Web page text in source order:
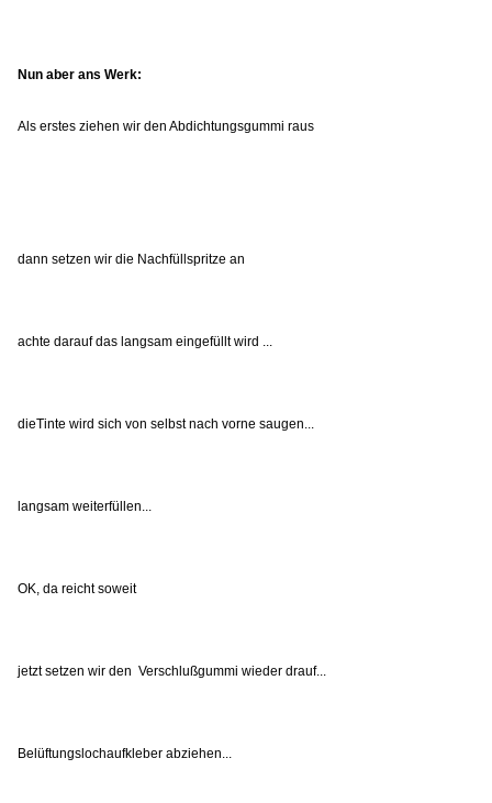
Nun aber ans Werk:
Als erstes ziehen wir den Abdichtungsgummi raus
dann setzen wir die Nachfüllspritze an
achte darauf das langsam eingefüllt wird ...
dieTinte wird sich von selbst nach vorne saugen...
langsam weiterfüllen...
OK, da reicht soweit
jetzt setzen wir den Verschlußgummi wieder drauf...
Belüftungslochaufkleber abziehen...